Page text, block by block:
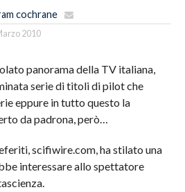
cochrane
2010
panorama della TV italiana,
serie di titoli di pilot che
eppure in tutto questo la
da padrona, però…
scifiwire.com, ha stilato una
interessare allo spettatore